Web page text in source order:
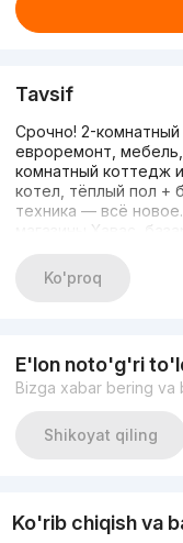
Tavsif
Срочно! 2-
евроремонт,
комнатный коттедж
котел, тёплый пол +
техника — всё
магазины Хавас,
махалля.Общий
сосед). Соседка
Ko'proq
E'lon noto'g'ri
Bizga xabar bering va
Shikoyat qiling
Ko'rib chiqish va